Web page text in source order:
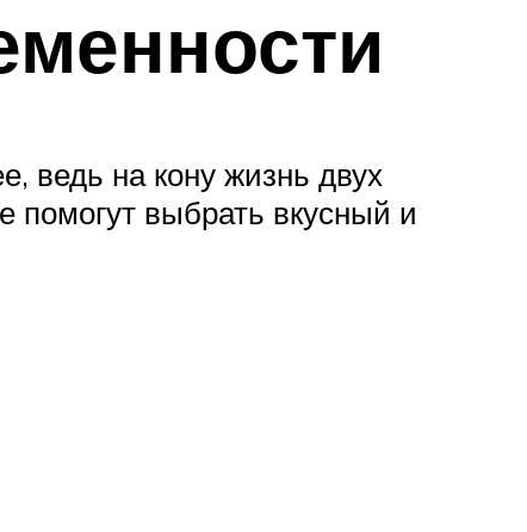
ведь на кону жизнь двух
помогут выбрать вкусный и